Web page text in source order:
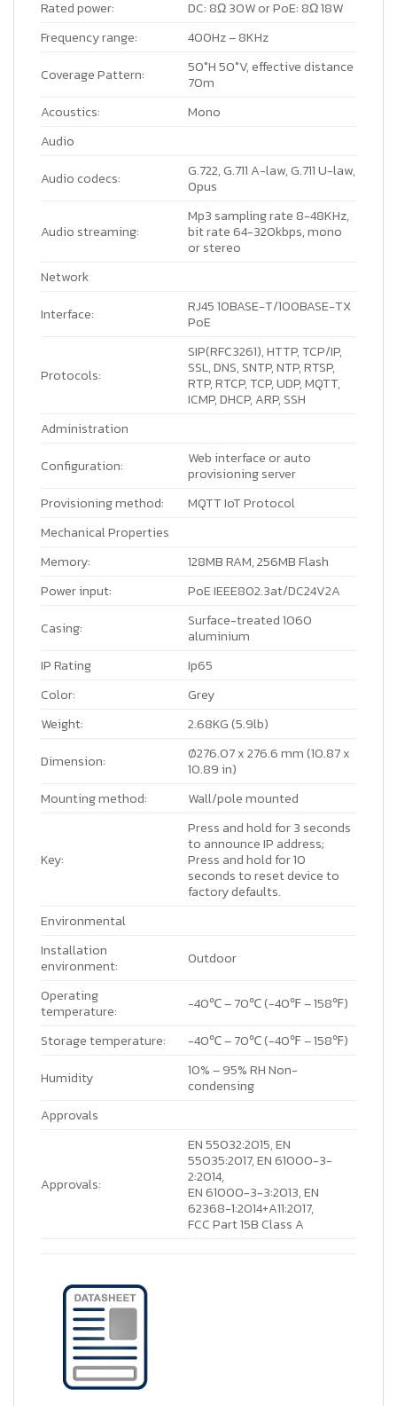
Rated power:
DC: 8Ω 30W or PoE: 8Ω 18W
Frequency range:
400Hz – 8KHz
Coverage Pattern:
50°H 50°V, effective distance
70m
Acoustics:
Mono
Audio
Audio codecs:
G.722, G.711 A-law, G.711 U-law,
Opus
Audio streaming:
Mp3 sampling rate 8-48KHz,
bit rate 64-320kbps, mono
or stereo
Network
Interface:
RJ45 10BASE-T/100BASE-TX
PoE
Protocols:
SIP(RFC3261), HTTP, TCP/IP,
SSL, DNS, SNTP, NTP, RTSP,
RTP, RTCP, TCP, UDP, MQTT,
ICMP, DHCP, ARP, SSH
Administration
Configuration:
Web interface or auto
provisioning server
Provisioning method:
MQTT IoT Protocol
Mechanical Properties
Memory:
128MB RAM, 256MB Flash
Power input:
PoE IEEE802.3at/DC24V2A
Casing:
Surface-treated 1060
aluminium
IP Rating
Ip65
Color:
Grey
Weight:
2.68KG (5.9lb)
Dimension:
Ø276.07 x 276.6 mm (10.87 x
10.89 in)
Mounting method:
Wall/pole mounted
Key:
Press and hold for 3 seconds
to announce IP address;
Press and hold for 10
seconds to reset device to
factory defaults.
Environmental
Installation
environment:
Outdoor
Operating
temperature:
-40℃ – 70℃ (-40℉ – 158℉)
Storage temperature:
-40℃ – 70℃ (-40℉ – 158℉)
Humidity
10% – 95% RH Non-
condensing
Approvals
Approvals:
EN 55032:2015, EN
55035:2017, EN 61000-3-
2:2014,
EN 61000-3-3:2013, EN
62368-1:2014+A11:2017,
FCC Part 15B Class A